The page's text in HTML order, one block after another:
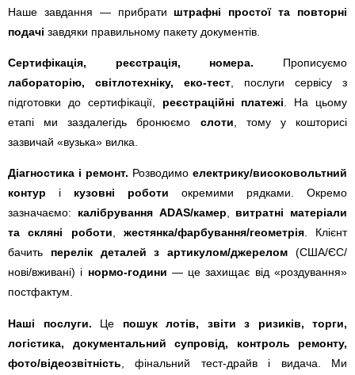
Наше завдання — прибрати штрафні простої та повторні
подачі завдяки правильному пакету документів.
Сертифікація, реєстрація, номера. Прописуємо
лабораторію, світлотехніку, еко-тест , послуги сервісу з
підготовки до сертифікації, реєстраційні платежі . На цьому
етапі ми заздалегідь бронюємо слоти , тому у кошторисі
зазвичай «вузька» вилка.
Діагностика і ремонт. Розводимо електрику/високовольтний
контур і кузовні роботи окремими рядками. Окремо
зазначаємо: калібрування ADAS/камер, витратні матеріали
та скляні роботи, жестянка/фарбування/геометрія. Клієнт
бачить перелік деталей з артикулом/джерелом (США/ЄС/
нові/вживані) і нормо-години — це захищає від «роздування»
постфактум.
Наші послуги. Це пошук лотів, звіти з ризиків, торги,
логістика, документальний супровід, контроль ремонту,
фото/відеозвітність , фінальний тест-драйв і видача. Ми